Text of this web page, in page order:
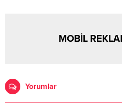
MOBİL
Yorumlar